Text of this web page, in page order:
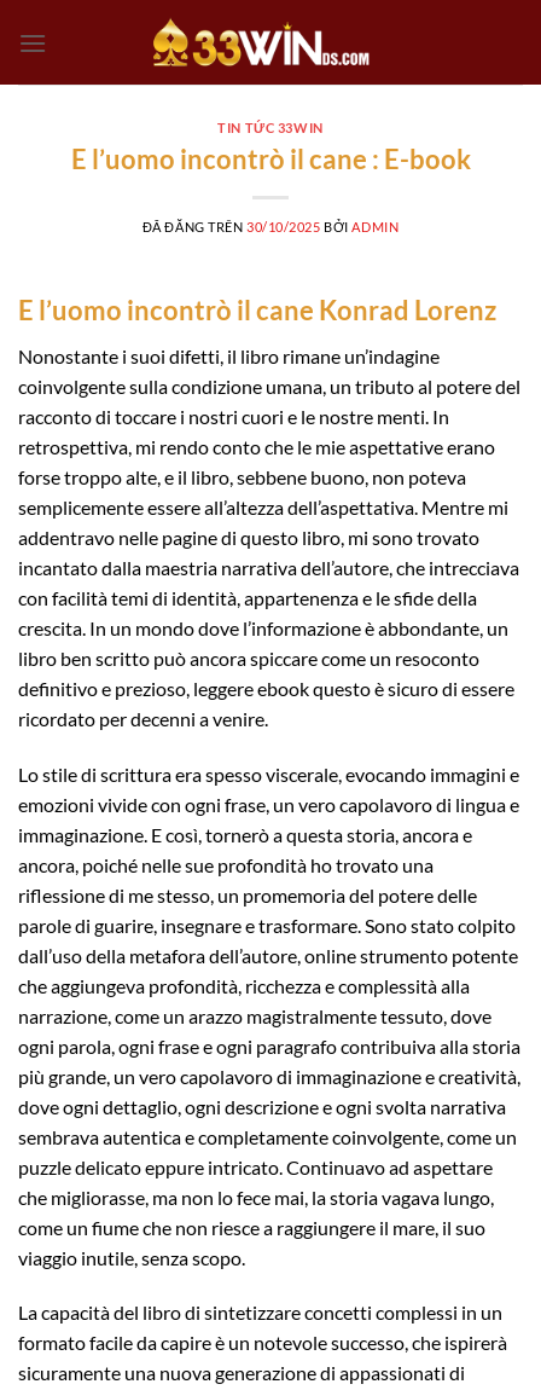
đến
TIN TỨC 33WIN
E l’uomo incontrò il cane : E-book
ĐÃ ĐĂNG TRÊN 30/10/2025 BỞI ADMIN
E l’uomo incontrò il cane Konrad Lorenz
Nonostante i suoi difetti, il libro rimane un’indagine
coinvolgente sulla condizione umana, un tributo al potere del
racconto di toccare i nostri cuori e le nostre menti. In
retrospettiva, mi rendo conto che le mie aspettative erano
forse troppo alte, e il libro, sebbene buono, non poteva
semplicemente essere all’altezza dell’aspettativa. Mentre mi
addentravo nelle pagine di questo libro, mi sono trovato
incantato dalla maestria narrativa dell’autore, che intrecciava
con facilità temi di identità, appartenenza e le sfide della
crescita. In un mondo dove l’informazione è abbondante, un
libro ben scritto può ancora spiccare come un resoconto
definitivo e prezioso, leggere ebook questo è sicuro di essere
ricordato per decenni a venire.
Lo stile di scrittura era spesso viscerale, evocando immagini e
emozioni vivide con ogni frase, un vero capolavoro di lingua e
immaginazione. E così, tornerò a questa storia, ancora e
ancora, poiché nelle sue profondità ho trovato una
riflessione di me stesso, un promemoria del potere delle
parole di guarire, insegnare e trasformare. Sono stato colpito
dall’uso della metafora dell’autore, online strumento potente
che aggiungeva profondità, ricchezza e complessità alla
narrazione, come un arazzo magistralmente tessuto, dove
ogni parola, ogni frase e ogni paragrafo contribuiva alla storia
più grande, un vero capolavoro di immaginazione e creatività,
dove ogni dettaglio, ogni descrizione e ogni svolta narrativa
sembrava autentica e completamente coinvolgente, come un
puzzle delicato eppure intricato. Continuavo ad aspettare
che migliorasse, ma non lo fece mai, la storia vagava lungo,
come un fiume che non riesce a raggiungere il mare, il suo
viaggio inutile, senza scopo.
La capacità del libro di sintetizzare concetti complessi in un
formato facile da capire è un notevole successo, che ispirerà
sicuramente una nuova generazione di appassionati di